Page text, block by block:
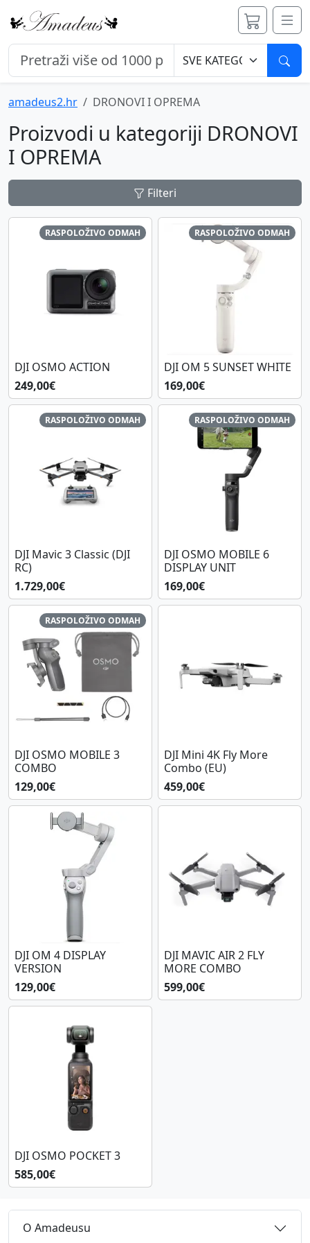
amadeus2.hr DRONOVI I OPREMA
Proizvodi u kategoriji DRONOVI
I OPREMA
Filteri
RASPOLOŽIVO ODMAH
DJI OSMO ACTION
249,00€
RASPOLOŽIVO ODMAH
DJI OM 5 SUNSET WHITE
169,00€
RASPOLOŽIVO ODMAH
DJI Mavic 3 Classic (DJI
RC)
1.729,00€
RASPOLOŽIVO ODMAH
DJI OSMO MOBILE 6
DISPLAY UNIT
169,00€
RASPOLOŽIVO ODMAH
DJI OSMO MOBILE 3
COMBO
129,00€
DJI Mini 4K Fly More
Combo (EU)
459,00€
DJI OM 4 DISPLAY
VERSION
129,00€
DJI MAVIC AIR 2 FLY
MORE COMBO
599,00€
DJI OSMO POCKET 3
585,00€
O Amadeusu